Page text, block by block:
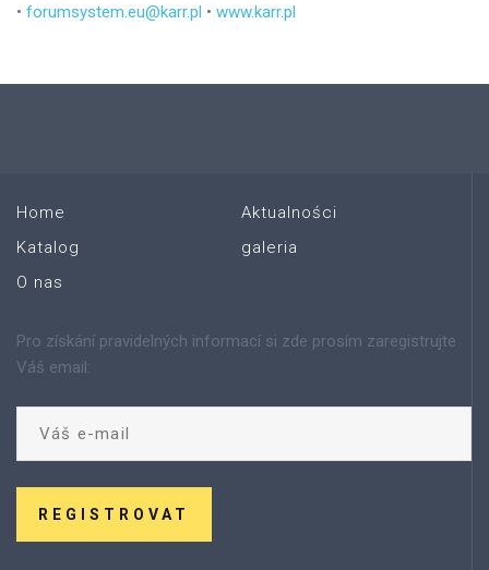
• forumsystem.eu@karr.pl • www.karr.pl
Home
Katalog
O nas
Aktualności
galeria
Pro získání pravidelných informací si zde prosím zaregistrujte
Váš email:
REGISTROVAT